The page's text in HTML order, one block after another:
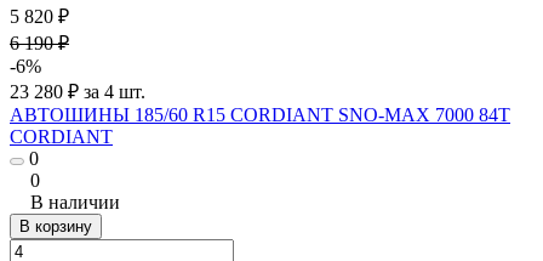
5 820 ₽
6 190 ₽
-6%
23 280 ₽ за 4 шт.
АВТОШИНЫ 185/60 R15 CORDIANT SNO-MAX 7000 84T
CORDIANT
0
0
В наличии
В корзину